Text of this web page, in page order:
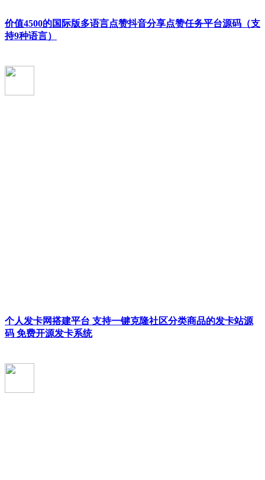
价值4500的国际版多语言点赞抖音分享点赞任务平台源码（支
持9种语言）
个人发卡网搭建平台 支持一键克隆社区分类商品的发卡站源
码 免费开源发卡系统